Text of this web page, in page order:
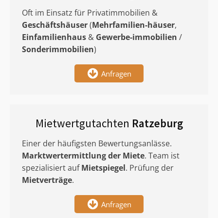
Oft im Einsatz für Privatimmobilien &
Geschäftshäuser(Mehrfamilien-häuser,
Einfamilienhaus & Gewerbe-immobilien /
Sonderimmobilien)
Anfragen
Mietwertgutachten Ratzeburg
Einer der häufigsten Bewertungsanlässe.
Marktwertermittlungder Miete. Team ist
spezialisiert aufMietspiegel. Prüfung der
Mietverträge.
Anfragen